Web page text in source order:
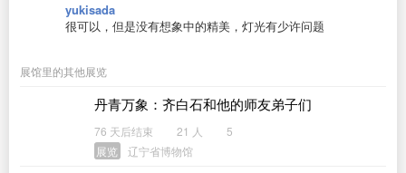
yukisada
很可以，但是没有想象中的精美，灯光有少许问题
展馆里的其他展览
丹青万象：齐白石和他的师友弟子们
76 天后结束 21 人
5
展览
辽宁省博物馆